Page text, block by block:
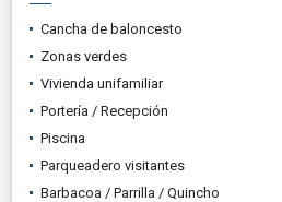
Cancha de baloncesto
Zonas verdes
Vivienda unifamiliar
Portería / Recepción
Piscina
Parqueadero visitantes
Barbacoa / Parrilla / Quincho